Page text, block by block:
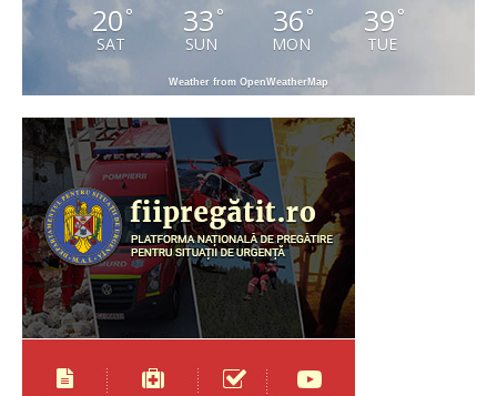
20°
SAT
33 °
SUN
36 °
MON
39 °
TUE
Weather from OpenWeatherMap